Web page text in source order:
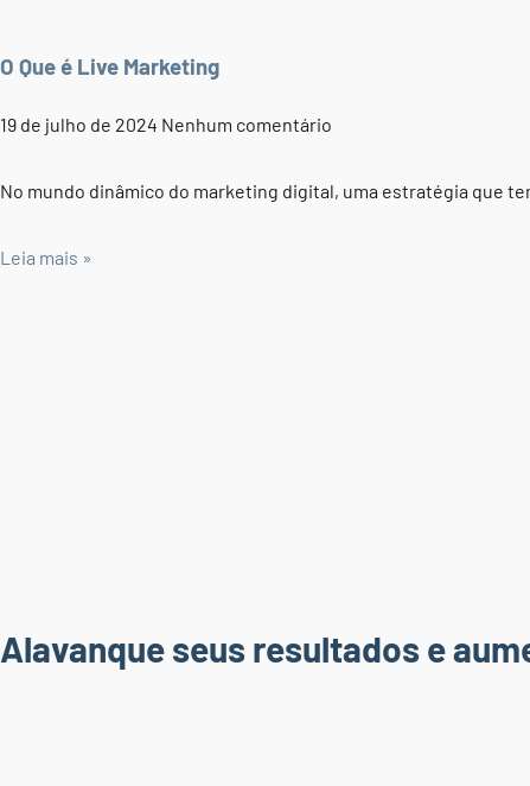
O Que é Live Marketing
19 de julho de 2024 Nenhum comentário
No mundo dinâmico do marketing digital, uma estratégia que
Leia mais »
Alavanque seus resultados e